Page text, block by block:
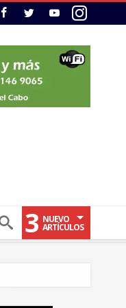
3 NUEVO
ARTÍCULOS